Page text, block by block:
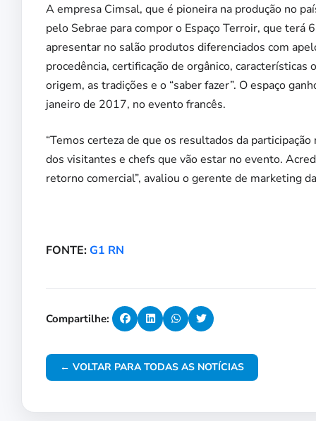
A empresa Cimsal, que é pioneira na produção no
pelo Sebrae para compor o Espaço Terroir, que
apresentar no salão produtos diferenciados com
procedência, certificação de orgânico,
origem, as tradições e o “saber fazer”. O espaço
janeiro de 2017, no evento francês.
“Temos certeza de que os resultados da
dos visitantes e chefs que vão estar no evento.
retorno comercial”, avaliou o gerente de marketing
FONTE:G1 RN
Compartilhe:
← VOLTAR PARA TODAS AS NOTÍCIAS